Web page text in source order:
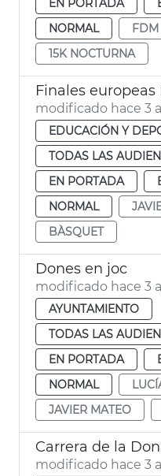
NORMAL
FDM
15K NOCTURNA
Finales europeas
modificado hace 3
EDUCACIÓN Y
TODAS LAS
EN PORTADA
NORMAL
BÀSQUET
Dones en joc
modificado hace 3
AYUNTAMIENTO
TODAS LAS
EN PORTADA
NORMAL
JAVIER MATEO
modificado hace 3